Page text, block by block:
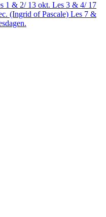
1 & 2/ 13 okt. Les 3 & 4/ 17
(Ingrid of Pascale) Les 7 &